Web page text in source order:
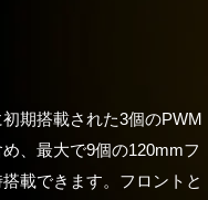
期搭載された3個のPWM
、最大で9個の120mmフ
搭載できます。フロントと